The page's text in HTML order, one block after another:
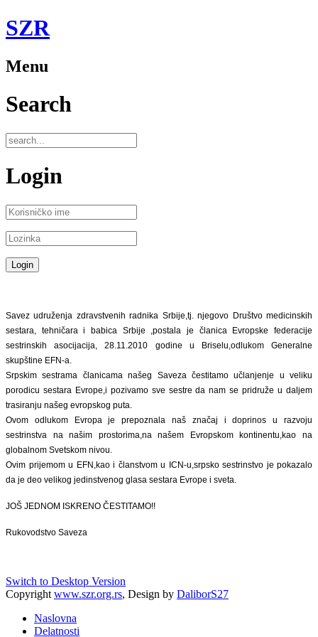
SZR
Menu
Search
Login
Savez udruženja zdravstvenih radnika Srbije,tj. njegovo Društvo medicinskih
sestara, tehničara i babica Srbije ,postala je članica Evropske federacije
sestrinskih asocijacija, 28.11.2010 godine u Briselu,odlukom Generalne
skupštine EFN-a.
Srpskim sestrama članicama našeg Saveza čestitamo učlanjenje u veliku
porodicu sestara Evrope,i pozivamo sve sestre da nam se pridruže u daljem
trasiranju našeg evropskog puta.
Ovom odlukom Evropa je prepoznala naš značaj i doprinos u razvoju
sestrinstva na našim prostorima,na našem Evropskom kontinentu,kao na
globalnom Svetskom nivou.
Ovim prijemom u EFN,kao i članstvom u ICN-u,srpsko sestrinstvo je pokazalo
da je deo velikog jedinstvenog glasa sestara Evrope i sveta.
JOŠ JEDNOM ISKRENO ČESTITAMO!!
Rukovodstvo Saveza
Switch to Desktop Version
Copyright www.szr.org.rs, Design by DaliborS27
Naslovna
Delatnosti